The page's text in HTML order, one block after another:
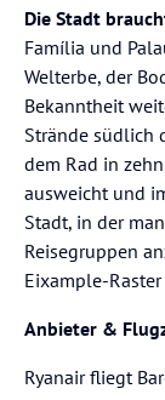
Die Stadt
Família und
Welterbe, der
Bekanntheit
Strände südlich
dem Rad in
ausweicht und
Stadt, in der
Reisegruppen
Eixample-
Anbieter &
Ryanair fliegt